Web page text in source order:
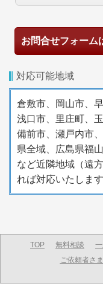
お問合せフォーム
対応可能地域
倉敷市、岡山市、
浅口市、里庄町、
備前市、瀬戸内市
県全域、広島県福
など近隣地域（遠
れば対応いたします
TOP 無料相談
ご依頼者さ